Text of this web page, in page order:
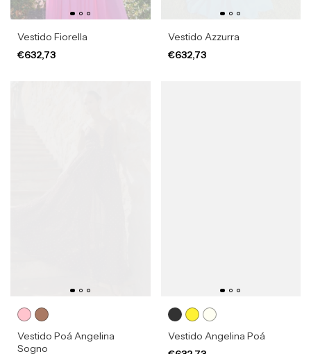
Vestido Fiorella
€632,73
Vestido Azzurra
€632,73
Vestido Poá Angelina
Sogno
Vestido Angelina Poá